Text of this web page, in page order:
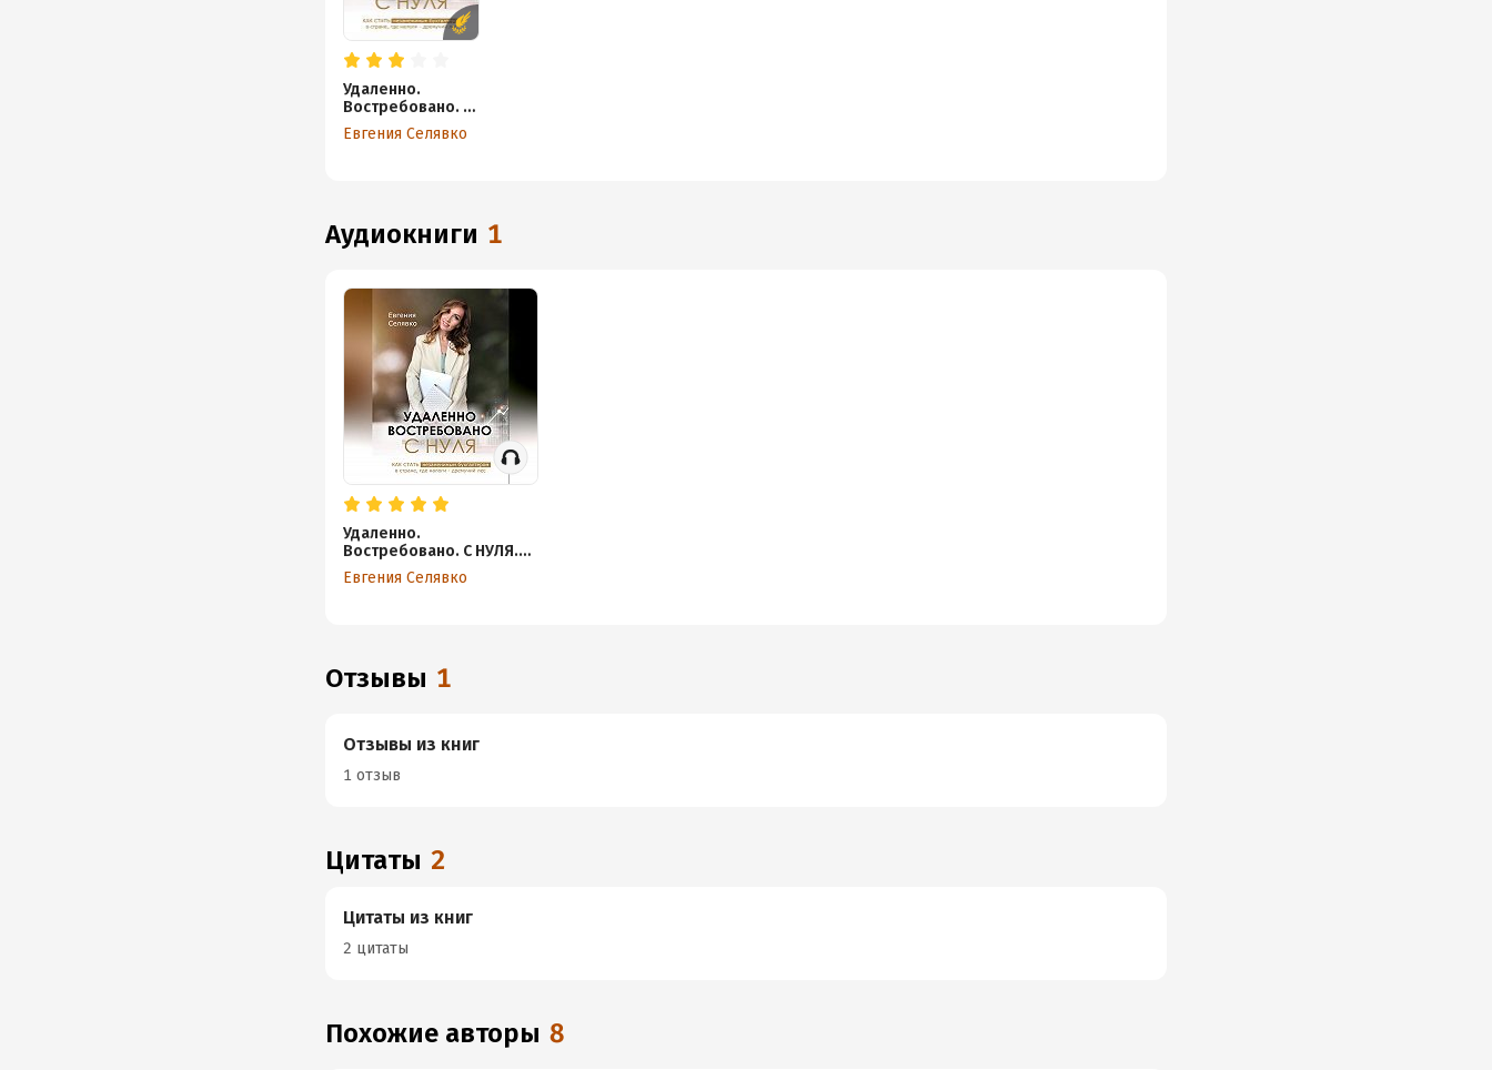
Удаленно.
Востребовано. С
НУЛЯ. Как стать
незаменимым
Евгения Селявко
аудиокниги 1
Удаленно.
Востребовано. С НУЛЯ.
Как стать незаменимым
бухгалтером в стране,
Евгения Селявко
Отзывы 1
Отзывы из книг
1 отзыв
Цитаты 2
Цитаты из книг
2 цитаты
Похожие авторы 8